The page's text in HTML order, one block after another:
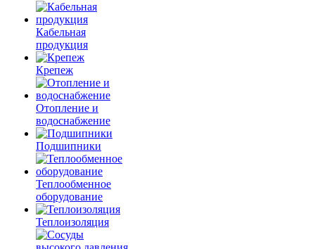
Кабельная
продукция
Крепеж
Отопление и
водоснабжение
Подшипники
Теплообменное
оборудование
Теплоизоляция